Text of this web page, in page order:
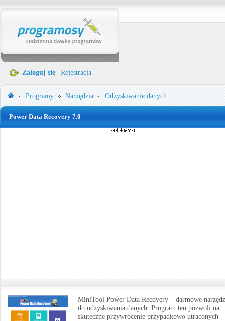
Zaloguj się Rejestracja
Programy Narzędzia Odzyskiwanie danych
Power Data Recovery 7.0
MiniTool Power Data Recovery – darmowe
do odzyskiwania danych. Program ten pozwoli na
skuteczne przywrócenie przypadkowo utraconych